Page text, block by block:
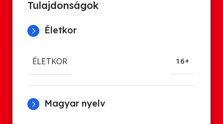
Tulajdonságok
Életkor
ÉLETKOR 16+
Magyar nyelv